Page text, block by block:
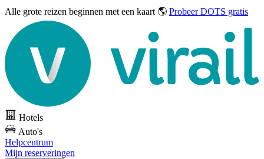
Alle grote reizen beginnen met een kaart 🌎 Probeer DOTS gratis
Hotels
Auto's
Helpcentrum
Mijn reserveringen